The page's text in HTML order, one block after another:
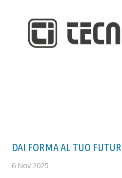
DAI FORMA AL TUO
6 Nov 2025